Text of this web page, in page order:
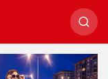
Paylaş